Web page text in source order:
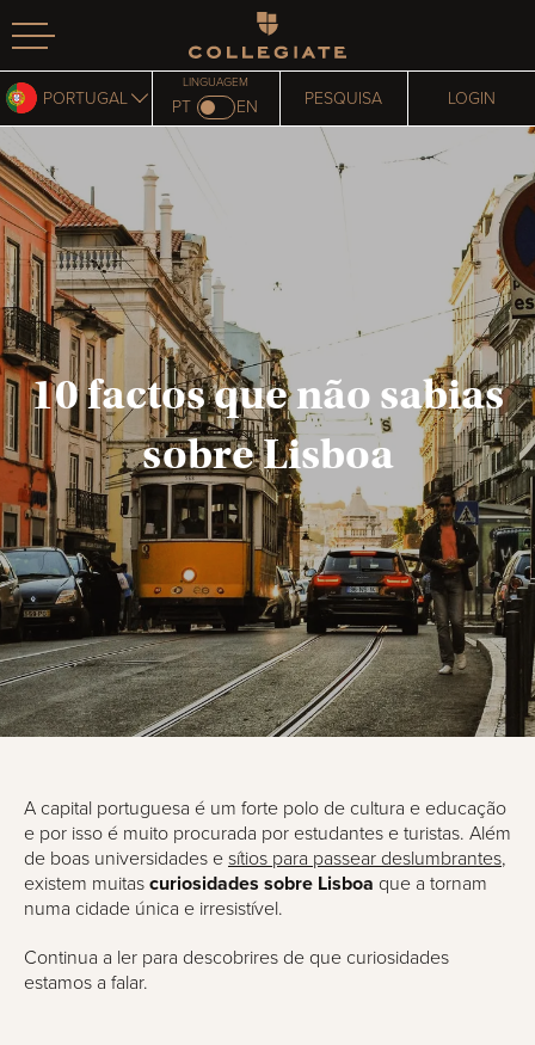
Homepage
PORTUGAL PT
LINGUAGEM
EN PESQUISA LOGIN
10 factos que não sabias
sobre Lisboa
A capital portuguesa é um forte polo de cultura e educação
e por isso é muito procurada por estudantes e turistas. Além
de boas universidades e sítios para passear deslumbrantes,
existem muitas curiosidades sobre Lisboa que a tornam
numa cidade única e irresistível.
Continua a ler para descobrires de que curiosidades
estamos a falar.